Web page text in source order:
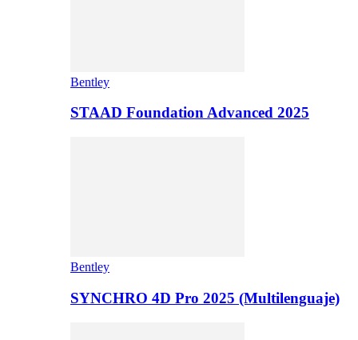
Bentley
STAAD Foundation Advanced 2025
Bentley
SYNCHRO 4D Pro 2025 (Multilenguaje)